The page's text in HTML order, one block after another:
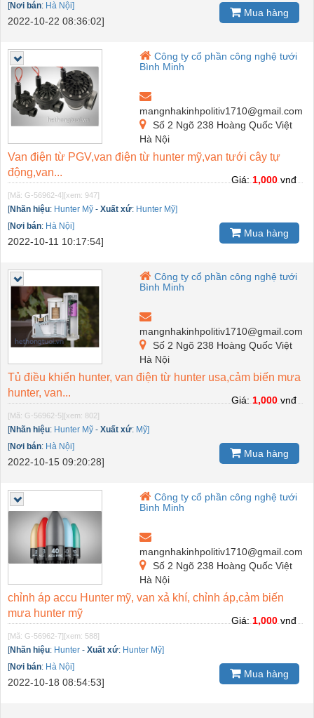
[Nơi bán: Hà Nội]
2022-10-22 08:36:02]
Mua hàng
Công ty cổ phần công nghệ tưới
Bình Minh
mangnhakinhpolitiv1710@gmail.com
Số 2 Ngõ 238 Hoàng Quốc Việt
Hà Nội
Van điện từ PGV,van điện từ hunter mỹ,van tưới cây tự
động,van...
[Mã: G-56962-4][xem: 947]
[Nhãn hiệu: Hunter Mỹ - Xuất xứ: Hunter Mỹ]
[Nơi bán: Hà Nội]
2022-10-11 10:17:54]
Giá:1,000vnđ
Mua hàng
Công ty cổ phần công nghệ tưới
Bình Minh
mangnhakinhpolitiv1710@gmail.com
Số 2 Ngõ 238 Hoàng Quốc Việt
Hà Nội
Tủ điều khiển hunter, van điện từ hunter usa,cảm biến mưa
hunter, van...
[Mã: G-56962-5][xem: 802]
[Nhãn hiệu: Hunter Mỹ - Xuất xứ: Mỹ]
[Nơi bán: Hà Nội]
2022-10-15 09:20:28]
Giá:1,000vnđ
Mua hàng
Công ty cổ phần công nghệ tưới
Bình Minh
mangnhakinhpolitiv1710@gmail.com
Số 2 Ngõ 238 Hoàng Quốc Việt
Hà Nội
chỉnh áp accu Hunter mỹ, van xả khí, chỉnh áp,cảm biến
mưa hunter mỹ
[Mã: G-56962-7][xem: 588]
[Nhãn hiệu: Hunter - Xuất xứ: Hunter Mỹ]
[Nơi bán: Hà Nội]
2022-10-18 08:54:53]
Giá:1,000vnđ
Mua hàng